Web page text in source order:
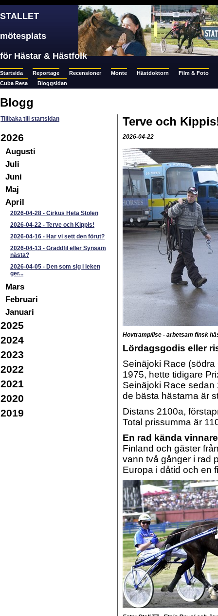
STALLET
mötesplats
för Hästar & Hästfolk
Startsida Reportage Recensioner Monte Hästdoktorn
Film & Foto
Cuba Resa
Bloggsidan
Blogg
Tillbaka till startsidan
2026
Augusti
Juli
Juni
Maj
April
2026-04-28 - Cirkus Heta Stolen
2026-04-22 - Terve och Kippis!
2026-04-16 - Har vi sett den förut?
2026-04-13 - Gräddfil eller Synsam
nästa?
2026-04-05 - Den som sig i leken
ger...
Mars
Februari
Januari
2025
2024
2023
2022
2021
2020
2019
Terve och
2026-04-22
Hovtramp/Ilse - arbetsam finsk
Lördagsgodis eller
Seinäjoki Race
1975, hette tidigare
Seinäjoki Race sedan
de bästa hästarna är
Distans 2100a,
Total prissumma är
En rad kända vinnare
Finland och gäster
vann två gånger i rad
Europa i dåtid och en